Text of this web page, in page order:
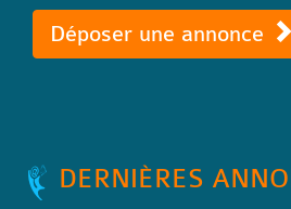
Déposer une annonce
DERNIÈRES